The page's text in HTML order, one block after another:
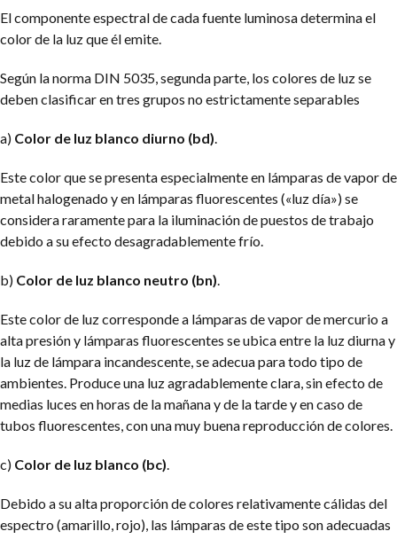
El componente espectral de cada fuente luminosa determina el
color de la luz que él emite.
Según la norma DIN 5035, segunda parte, los colores de luz se
deben clasificar en tres grupos no estrictamente separables
a) Color de luz blanco diurno (bd).
Este color que se presenta especialmente en lámparas de vapor de
metal halogenado y en lámparas fluorescentes («luz día») se
considera raramente para la iluminación de puestos de trabajo
debido a su efecto desagradablemente frío.
b) Color de luz blanco neutro (bn).
Este color de luz corresponde a lámparas de vapor de mercurio a
alta presión y lámparas fluorescentes se ubica entre la luz diurna y
la luz de lámpara incandescente, se adecua para todo tipo de
ambientes. Produce una luz agradablemente clara, sin efecto de
medias luces en horas de la mañana y de la tarde y en caso de
tubos fluorescentes, con una muy buena reproducción de colores.
c) Color de luz blanco (bc).
Debido a su alta proporción de colores relativamente cálidas del
espectro (amarillo, rojo), las lámparas de este tipo son adecuadas